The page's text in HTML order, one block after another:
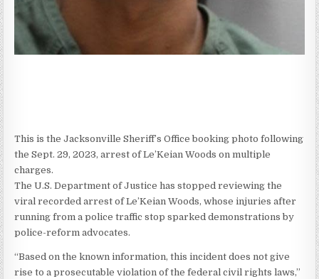
This is the Jacksonville Sheriff’s Office booking photo following
the Sept. 29, 2023, arrest of Le’Keian Woods on multiple
charges.
The U.S. Department of Justice has stopped reviewing the
viral recorded arrest of Le’Keian Woods, whose injuries after
running from a police traffic stop sparked demonstrations by
police-reform advocates.
“Based on the known information, this incident does not give
rise to a prosecutable violation of the federal civil rights laws,”